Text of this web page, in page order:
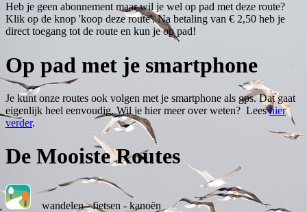
Heb je geen abonnement maar wil je wel op pad met deze route?
Klik op de knop 'koop deze route'. Na betaling van € 2,50 heb je
direct toegang tot de route en kun je op pad!
Op pad met je smartphone
Je kunt onze routes ook volgen met je smartphone als gps. Dat gaat
eigenlijk heel eenvoudig. Wil je hier meer over weten? Leeshier
verder.
De Mooiste Routes
wandelen - fietsen - kanoën